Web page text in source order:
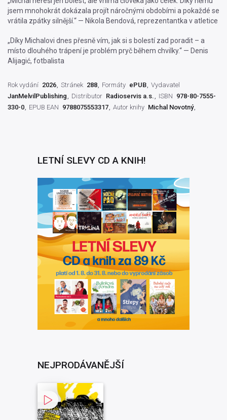
jsem mnohokrát dokázala projít náročnými obdobími a pokaždé se
vrátila zpátky silnější.“ — Nikola Bendová, reprezentantka v atletice
„Díky Michalovi dnes přesně vím, jak si s bolestí zad poradit – a
místo dlouhého trápení je problém pryč během chvilky.“ — Denis
Alijagić, fotbalista
Rok vydání 2026 Stránek 288 Formáty ePUB Vydavatel
JanMelvilPublishing
Distributor Radioservis a.s. ISBN 978-80-7555-
330-0
EPUB EAN 9788075553317 Autor knihy Michal Novotný
LETNÍ SLEVY CD A KNIH!
NEJPRODÁVANĚJŠÍ